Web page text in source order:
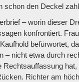
schon den Deckel
– worin dieser
konfrontiert.
befürwortet,
– nicht etwa durch
Rechtsauffassung
Richter am